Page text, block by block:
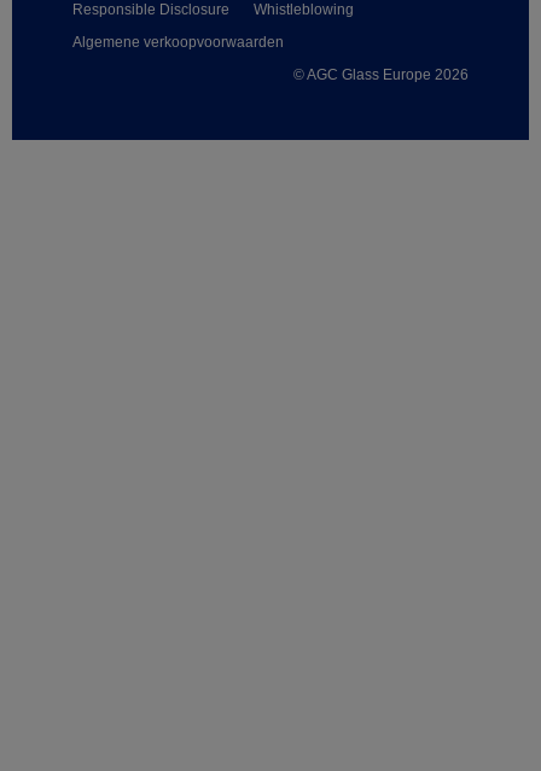
© AGC Glass Europe 2026
Responsible Disclosure
Whistleblowing
Algemene verkoopvoorwaarden